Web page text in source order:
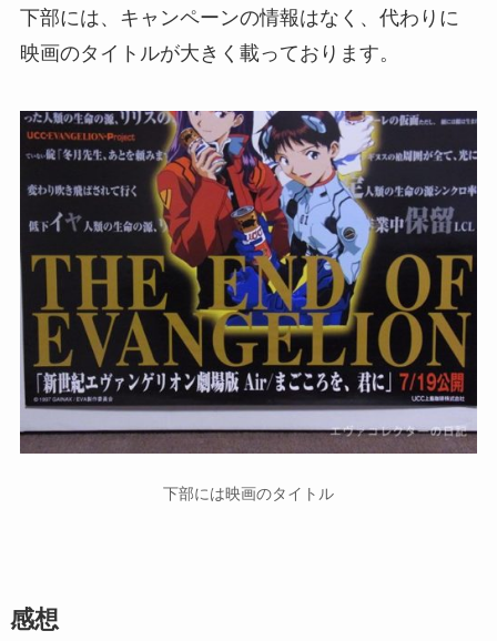
下部には、キャンペーンの情報はなく、代わりに
映画のタイトルが大きく載っております。
下部には映画のタイトル
感想